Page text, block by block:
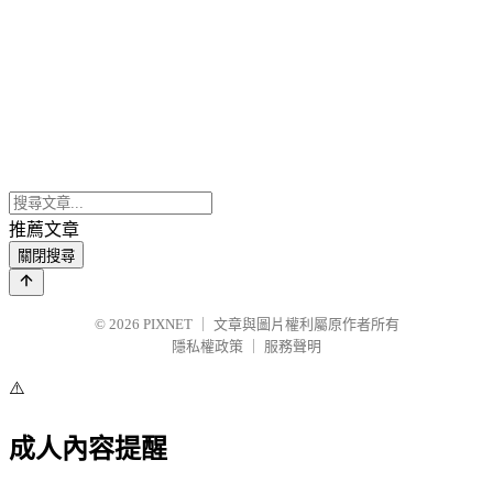
推薦文章
關閉搜尋
© 2026 PIXNET
文章與圖片權利屬原作者所有
隱私權政策
服務聲明
⚠️
成人內容提醒